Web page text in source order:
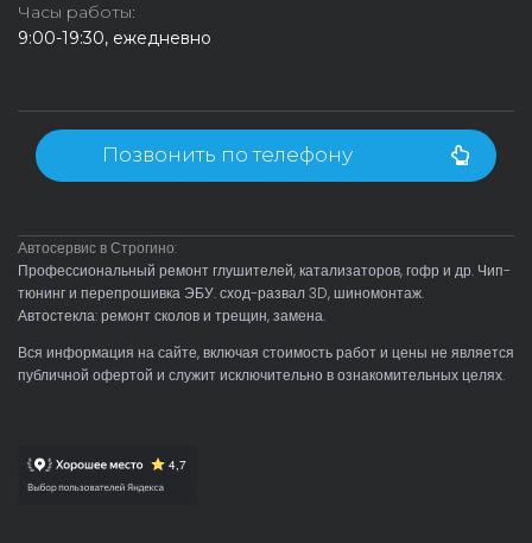
Часы работы:
9:00-19:30, ежедневно
Позвонить по телефону
Автосервис в Строгино:
Профессиональный ремонт глушителей, катализаторов, гофр и др. Чип-
тюнинг и перепрошивка ЭБУ. сход-развал 3D, шиномонтаж.
Автостекла: ремонт сколов и трещин, замена.
Вся информация на сайте, включая стоимость работ и цены не является
публичной офертой и служит исключительно в ознакомительных целях.